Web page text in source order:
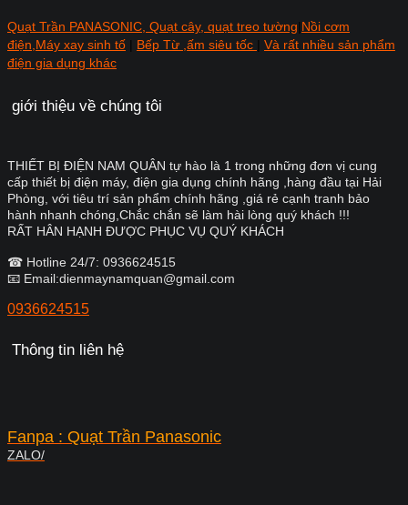
Quạt Trần PANASONIC, Quạt cây, quạt treo tường Nồi cơm
điện,Máy xay sinh tố
Bếp Từ ,ấm siêu tốc
Và rất nhiều sản phẩm
điện gia dụng khác
giới thiệu về chúng tôi
THIẾT BỊ ĐIỆN NAM QUÂN tự hào là 1 trong những đơn vị cung
cấp thiết bị điện máy, điện gia dụng chính hãng ,hàng đầu tại Hải
Phòng, với tiêu trí sản phẩm chính hãng ,giá rẻ cạnh tranh bảo
hành nhanh chóng,Chắc chắn sẽ làm hài lòng quý khách !!!
RẤT HÂN HẠNH ĐƯỢC PHỤC VỤ QUÝ KHÁCH
☎ Hotline 24/7: 0936624515
📧 Email:dienmaynamquan@gmail.com
0936624515
Thông tin liên hệ
Fanpa : Quạt Trần Panasonic
ZALO/